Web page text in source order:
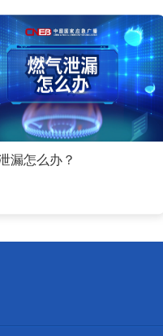
漏怎么办？